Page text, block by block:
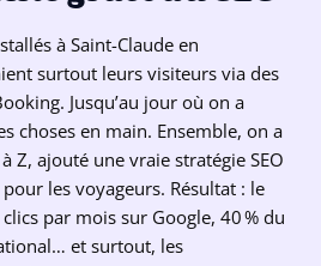
à Saint-Claude en
surtout leurs visiteurs via des
Jusqu’au jour où on a
choses en main. Ensemble, on a
Z, ajouté une vraie stratégie SEO
les voyageurs. Résultat : le
par mois sur Google, 40 % du
et surtout, les